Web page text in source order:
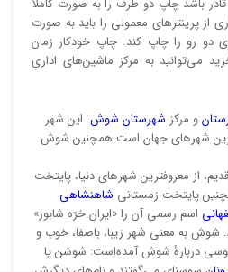
باشد چاپ دو طرف را به صورت کاملاً
از پرینتر‌های معمولی را باید به صورت
دو رو را چاپ کند. چاپ خودکار زمان
می‌توانید به مرکز ماشین‌های اداری
و مرکز شهرستان شوش. این شهر
شهرهای جهان است.همچنین شوش
از معروفترین شهرهای دنیا، پایتخت
پایتخت زمستانی شاهنشاهی
اسم رسمی آن را «ایران خرّه شابور»
به معنی شهر زیبا، باصفا، خوب و
دربارهٔ شوش آمده‌است: شوشن یا